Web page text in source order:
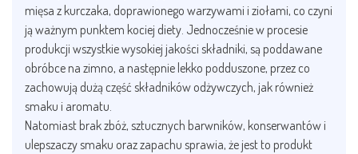
mięsa z kurczaka, doprawionego warzywami i ziołami, co czyni
ją ważnym punktem kociej diety. Jednocześnie w procesie
produkcji wszystkie wysokiej jakości składniki, są poddawane
obróbce na zimno, a następnie lekko podduszone, przez co
zachowują dużą część składników odżywczych, jak również
smaku i aromatu.
Natomiast brak zbóż, sztucznych barwników, konserwantów i
ulepszaczy smaku oraz zapachu sprawia, że jest to produkt